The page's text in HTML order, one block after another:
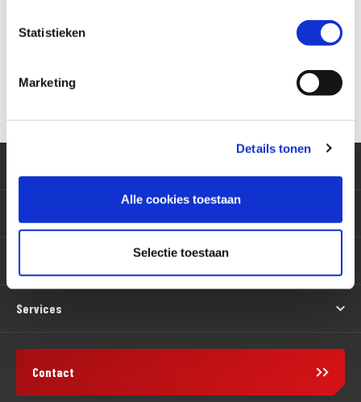
Statistieken
Marketing
Details tonen
Alle cookies toestaan
Selectie toestaan
Versturen
Services
Contact